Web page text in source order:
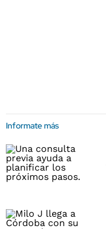
Informate más